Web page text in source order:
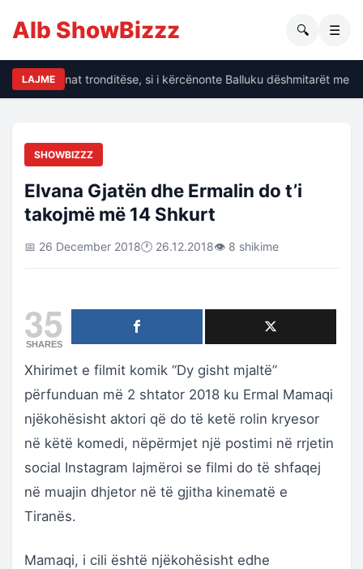
Alb ShowBizzz 🔍 ☰
LAJME
të dhënat tronditëse, si i kërcënonte Balluku dëshmitarët me
SHOWBIZZZ
Elvana Gjatën dhe Ermalin do t’i
takojmë më 14 Shkurt
📅 26 December 2018🕐 26.12.2018👁 8 shikime
35
SHARES
Xhirimet e filmit komik “Dy gisht mjaltë”
përfunduan më 2 shtator 2018 ku Ermal Mamaqi
njëkohësisht aktori që do të ketë rolin kryesor
në këtë komedi, nëpërmjet një postimi në rrjetin
social Instagram lajmëroi se filmi do të shfaqej
në muajin dhjetor në të gjitha kinematë e
Tiranës.
Mamaqi, i cili është njëkohësisht edhe